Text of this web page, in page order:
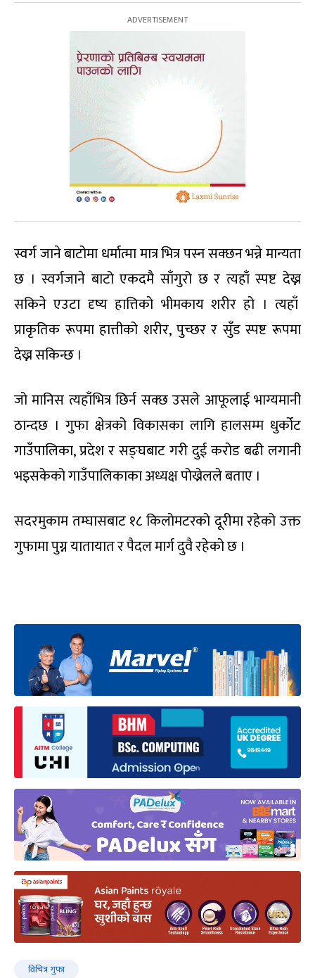
स्वर्ग जाने बाटोमा धर्मात्मा मात्र भित्र पस्न सक्छन भन्ने मान्यता
छ । स्वर्गजाने बाटो एकदमै साँगुरो छ र त्यहाँ स्पष्ट देख्न
सकिने एउटा दृष्य हात्तिको भीमकाय शरीर हो । त्यहाँ
प्राकृतिक रूपमा हात्तीको शरीर, पुच्छर र सुँड स्पष्ट रूपमा
देख्न सकिन्छ ।
जो मानिस त्यहाँभित्र छिर्न सक्छ उसले आफूलाई भाग्यमानी
ठान्दछ । गुफा क्षेत्रको विकासका लागि हालसम्म धुर्कोट
गाउँपालिका, प्रदेश र सङ्घबाट गरी दुई करोड बढी लगानी
भइसकेको गाउँपालिकाका अध्यक्ष पोख्रेलले बताए ।
सदरमुकाम तम्घासबाट १८ किलोमटरको दूरीमा रहेको उक्त
गुफामा पुग्न यातायात र पैदल मार्ग दुवै रहेको छ ।
विचित्र गुफा